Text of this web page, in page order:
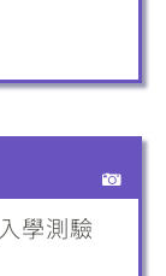
學測驗